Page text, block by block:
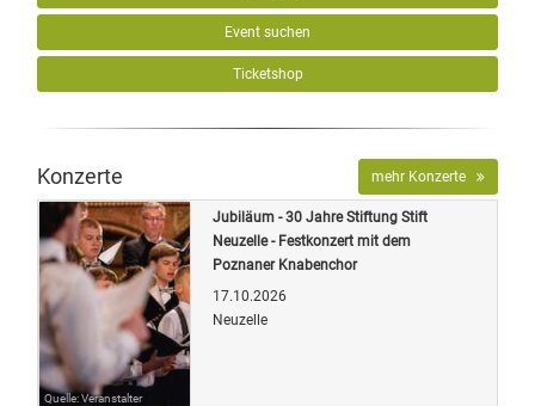
Event suchen
Ticketshop
Konzerte mehr Konzerte
Quelle: Veranstalter
Jubiläum - 30 Jahre Stiftung Stift
Neuzelle - Festkonzert mit dem
Poznaner Knabenchor
17.10.2026
Neuzelle